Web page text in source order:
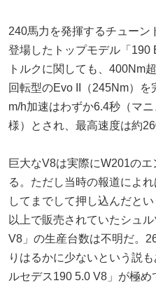
240馬力を発揮するチュー
登場したトップモデル「190
トルクに関しても、400Nm
回転型のEvo II（245Nm）
m/h加速はわずか6.4秒（マ
様）とされ、最高速度は約
巨大なV8は実際にW201の
る。ただし当時の報道によ
してまでして押し込んだと
以上で販売されていたシュ
V8」の生産台数は不明だ。
りはるかに少ないという説
ルセデス190 5.0 V8」が極